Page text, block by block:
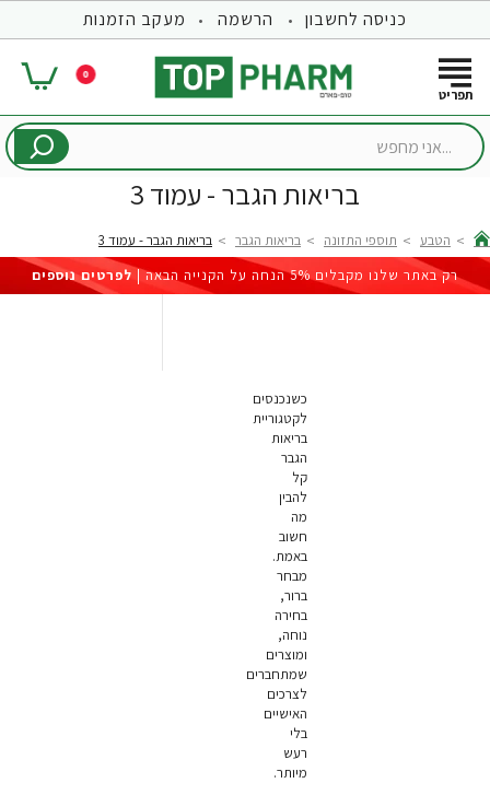
כניסה לחשבון הרשמה מעקב הזמנות
0
...אני
בריאות הגבר - עמוד 3
home
הטבע תוספי התזונה בריאות הגבר
בריאות הגבר - עמוד 3
רק באתר שלנו מקבלים 5% הנחה על הקנייה הבאה |
לפרטים נוספים
כשנכנסים
לקטגוריית
בריאות
הגבר
קל
להבין
מה
חשוב
באמת.
מבחר
ברור,
בחירה
נוחה,
ומוצרים
שמתחברים
לצרכים
האישיים
בלי
רעש
מיותר.